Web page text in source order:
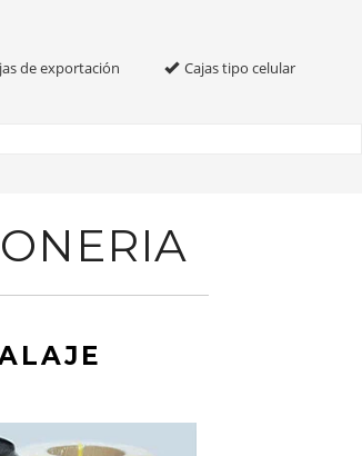
de exportación
Cajas tipo celular